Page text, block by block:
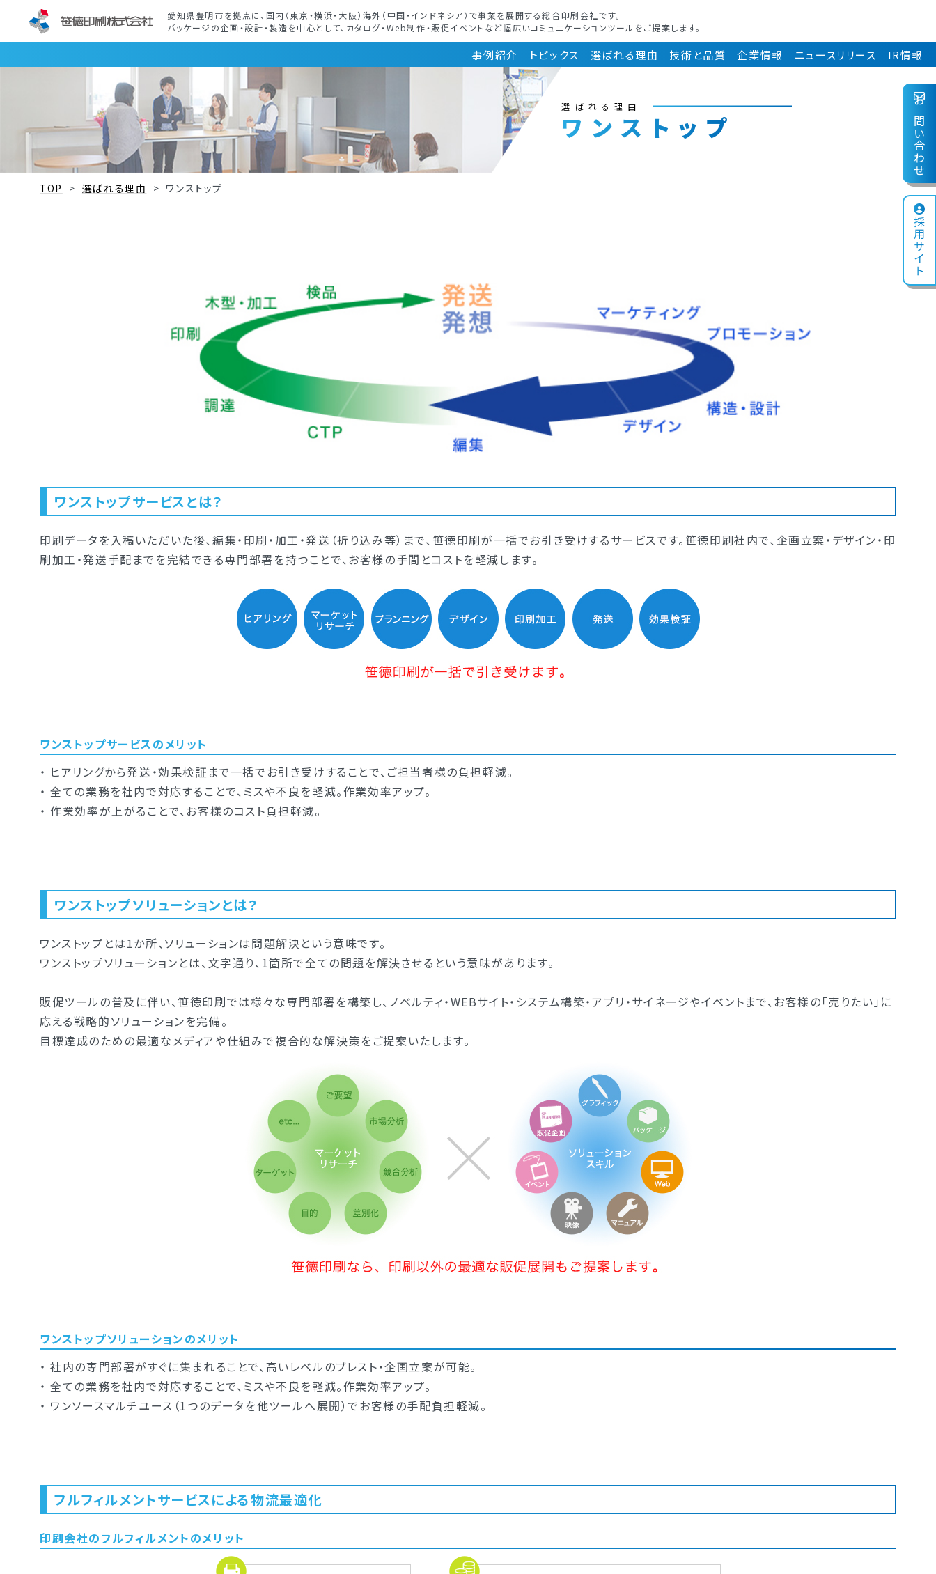
愛知県豊明市を拠点に、国内（東京・横浜・大阪）海外（中国・インドネシア）で事業を展開する総合印刷会社です。
パッケージの企画・設計・製造を中心として、カタログ・Web制作・販促イベントなど幅広いコミュニケーションツールをご提案します。
事例紹介 トピックス 選ばれる理由 技術と品質 企業情報 ニュースリリース IR情報
お問い合わせ
採用サイト
選ばれる理由
ワンストップ
TOP > 選ばれる理由 > ワンストップ
ワンストップサービスとは？
印刷データを入稿いただいた後、編集・印刷・加工・発送（折り込み等）まで、笹徳印刷が一括でお引き受けするサービスです。笹徳印刷社内で、企画立案・デザイン・印
刷加工・発送手配までを完結できる専門部署を持つことで、お客様の手間とコストを軽減します。
ワンストップサービスのメリット
・ ヒアリングから発送・効果検証まで一括でお引き受けすることで、ご担当者様の負担軽減。
・ 全ての業務を社内で対応することで、ミスや不良を軽減。作業効率アップ。
・ 作業効率が上がることで、お客様のコスト負担軽減。
ワンストップソリューションとは？
ワンストップとは1か所、ソリューションは問題解決という意味です。
ワンストップソリューションとは、文字通り、1箇所で全ての問題を解決させるという意味があります。
販促ツールの普及に伴い、笹徳印刷では様々な専門部署を構築し、ノベルティ・WEBサイト・システム構築・アプリ・サイネージやイベントまで、お客様の「売りたい」に
応える戦略的ソリューションを完備。
目標達成のための最適なメディアや仕組みで複合的な解決策をご提案いたします。
ワンストップソリューションのメリット
・ 社内の専門部署がすぐに集まれることで、高いレベルのブレスト・企画立案が可能。
・ 全ての業務を社内で対応することで、ミスや不良を軽減。作業効率アップ。
・ ワンソースマルチユース（1つのデータを他ツールへ展開）でお客様の手配負担軽減。
フルフィルメントサービスによる物流最適化
印刷会社のフルフィルメントのメリット